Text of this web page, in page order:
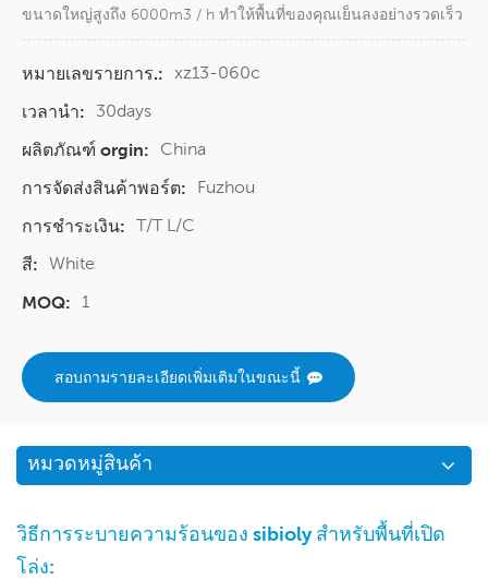
ขนาดใหญ่สูงถึง 6000m3 / h ทำให้พื้นที่ของคุณเย็นลงอย่างรวดเร็ว
หมายเลขรายการ.: xz13-060c
เวลานำ:
30days
ผลิตภัณฑ์ orgin:
China
การจัดส่งสินค้าพอร์ต:
Fuzhou
การชำระเงิน: T/T L/C
สี: White
MOQ:
1
สอบถามรายละเอียดเพิ่มเติมในขณะนี้
หมวดหมู่สินค้า
วิธีการระบายความร้อนของ sibioly สำหรับพื้นที่เปิด
โล่ง: